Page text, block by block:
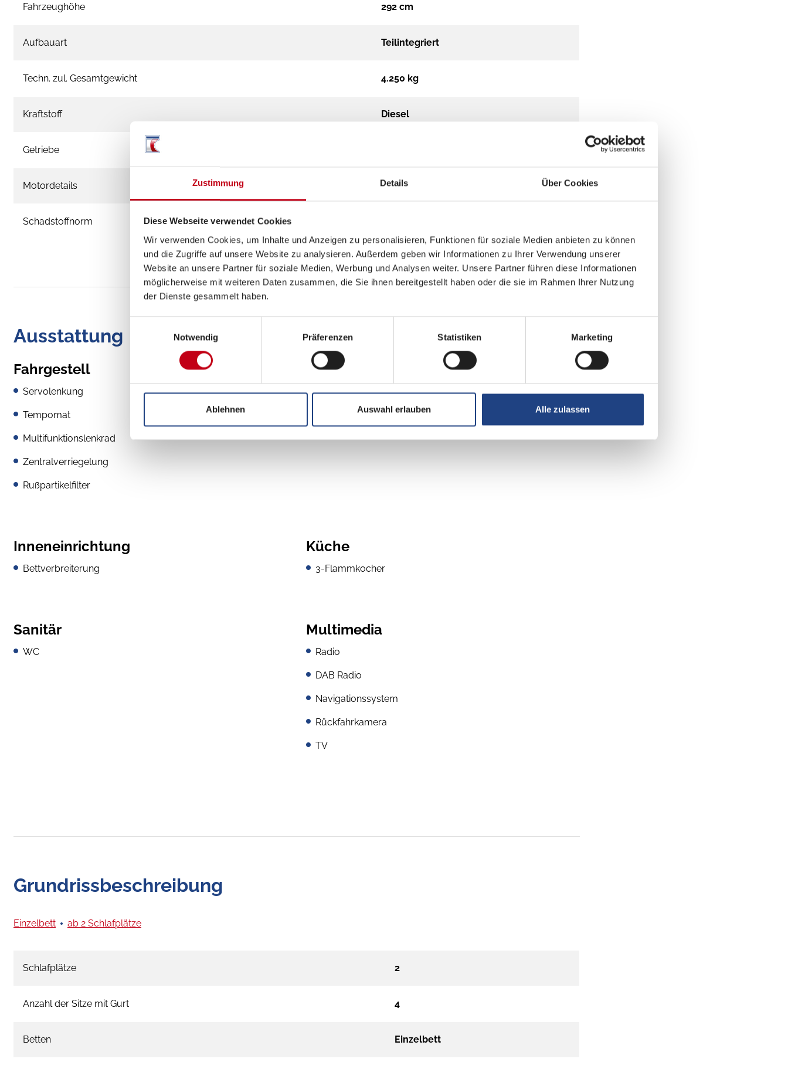
Zustimmung Details Über Cookies
Diese Webseite verwendet Cookies
Wir verwenden Cookies, um Inhalte und Anzeigen zu personalisieren, Funktionen für soziale Medien anbieten zu können
und die Zugriffe auf unsere Website zu analysieren. Außerdem geben wir Informationen zu Ihrer Verwendung unserer
Website an unsere Partner für soziale Medien, Werbung und Analysen weiter. Unsere Partner führen diese Informationen
möglicherweise mit weiteren Daten zusammen, die Sie ihnen bereitgestellt haben oder die sie im Rahmen Ihrer Nutzung
der Dienste gesammelt haben.
Notwendig
Präferenzen Statistiken Marketing
Ablehnen Auswahl erlauben Alle zulassen
Fahrzeughöhe 292 cm
Aufbauart Teilintegriert
Techn. zul. Gesamtgewicht 4.250 kg
Kraftstoff Diesel
Getriebe
Motordetails 2,2 l Multijet
Schadstoffnorm
Ausstattung
Fahrgestell
Servolenkung
Tempomat
Multifunktionslenkrad
Zentralverriegelung
Rußpartikelfilter
Aufbau
GFK-Dach
Heckgarage
Inneneinrichtung
Bettverbreiterung
Küche
3-Flammkocher
Sanitär
WC
Multimedia
Radio
DAB Radio
Navigationssystem
Rückfahrkamera
TV
Grundrissbeschreibung
Einzelbett ab 2 Schlafplätze
Schlafplätze 2
Anzahl der Sitze mit Gurt 4
Betten Einzelbett